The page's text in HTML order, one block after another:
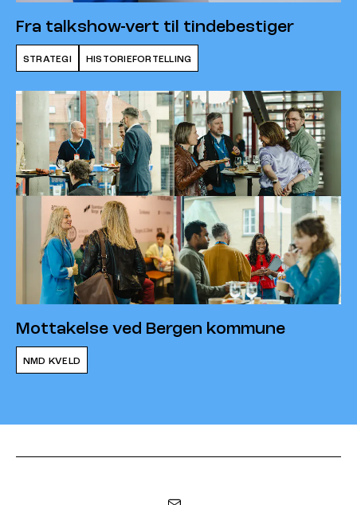
Fra talkshow-vert til tindebestiger
STRATEGI HISTORIEFORTELLING
Mottakelse ved Bergen kommune
NMD KVELD